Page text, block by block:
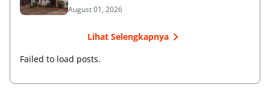
August 01, 2026
Lihat Selengkapnya
Failed to load posts.